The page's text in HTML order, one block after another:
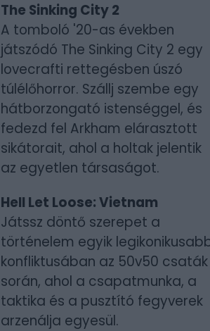
The Sinking City 2
A tomboló '20-as években
játszódó The Sinking City 2 egy
lovecrafti rettegésben úszó
túlélőhorror. Szállj szembe egy
hátborzongató istenséggel, és
fedezd fel Arkham elárasztott
sikátorait, ahol a holtak jelentik
az egyetlen társaságot.
Hell Let Loose: Vietnam
Játssz döntő szerepet a
történelem egyik
konfliktusában az 50v50 csaták
során, ahol a csapatmunka, a
taktika és a pusztító fegyverek
arzenálja egyesül.